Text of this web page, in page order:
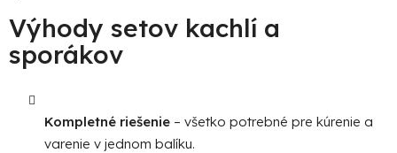
ý
Výhody setov kachlí a
sporákov
Kompletné riešenie – všetko potrebné pre kúrenie a
varenie v jednom balíku.